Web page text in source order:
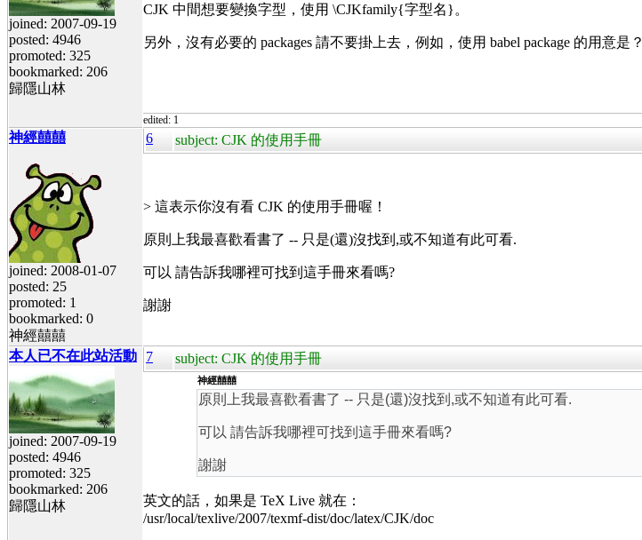
joined: 2007-09-19
posted: 4946
promoted: 325
bookmarked: 206
歸隱山林
CJK 中間想要變換字型，使用 \CJKfamily{字型名}。
另外，沒有必要的 packages 請不要掛上去，例如，使用 babel package 的用意是？
edited: 1
神經囍囍
joined: 2008-01-07
posted: 25
promoted: 1
bookmarked: 0
神經囍囍
6 subject: CJK 的使用手冊
> 這表示你沒有看 CJK 的使用手冊喔！
原則上我最喜歡看書了 -- 只是(還)沒找到,或不知道有此可看.
可以 請告訴我哪裡可找到這手冊來看嗎?
謝謝
本人已不在此站活動
joined: 2007-09-19
posted: 4946
promoted: 325
bookmarked: 206
歸隱山林
7 subject: CJK 的使用手冊
神經囍囍
原則上我最喜歡看書了 -- 只是(還)沒找到,或不知道有此可看.
可以 請告訴我哪裡可找到這手冊來看嗎?
謝謝
英文的話，如果是 TeX Live 就在：
/usr/local/texlive/2007/texmf-dist/doc/latex/CJK/doc